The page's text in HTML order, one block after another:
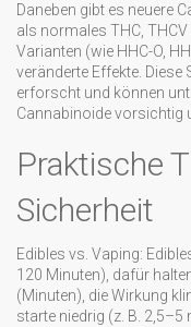
Daneben gibt es neuere
als normales THC,
Varianten (wie HHC-O,
veränderte Effekte.
erforscht und können
Cannabinoide vorsichtig
Praktische
Sicherheit
Edibles vs. Vaping:
120 Minuten), dafür
(Minuten), die Wirkung
starte niedrig (z. B.